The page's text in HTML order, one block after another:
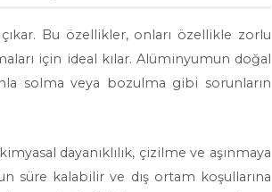
Bu özellikler, onları özellikle zorlu
için ideal kılar. Alüminyumun doğal
solma veya bozulma gibi sorunların
dayanıklılık, çizilme ve aşınmaya
süre kalabilir ve dış ortam koşullarına